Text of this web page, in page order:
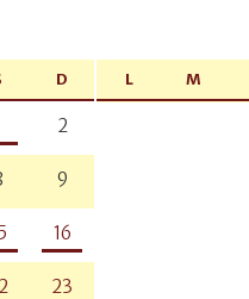
D
2
9
16
23
L M